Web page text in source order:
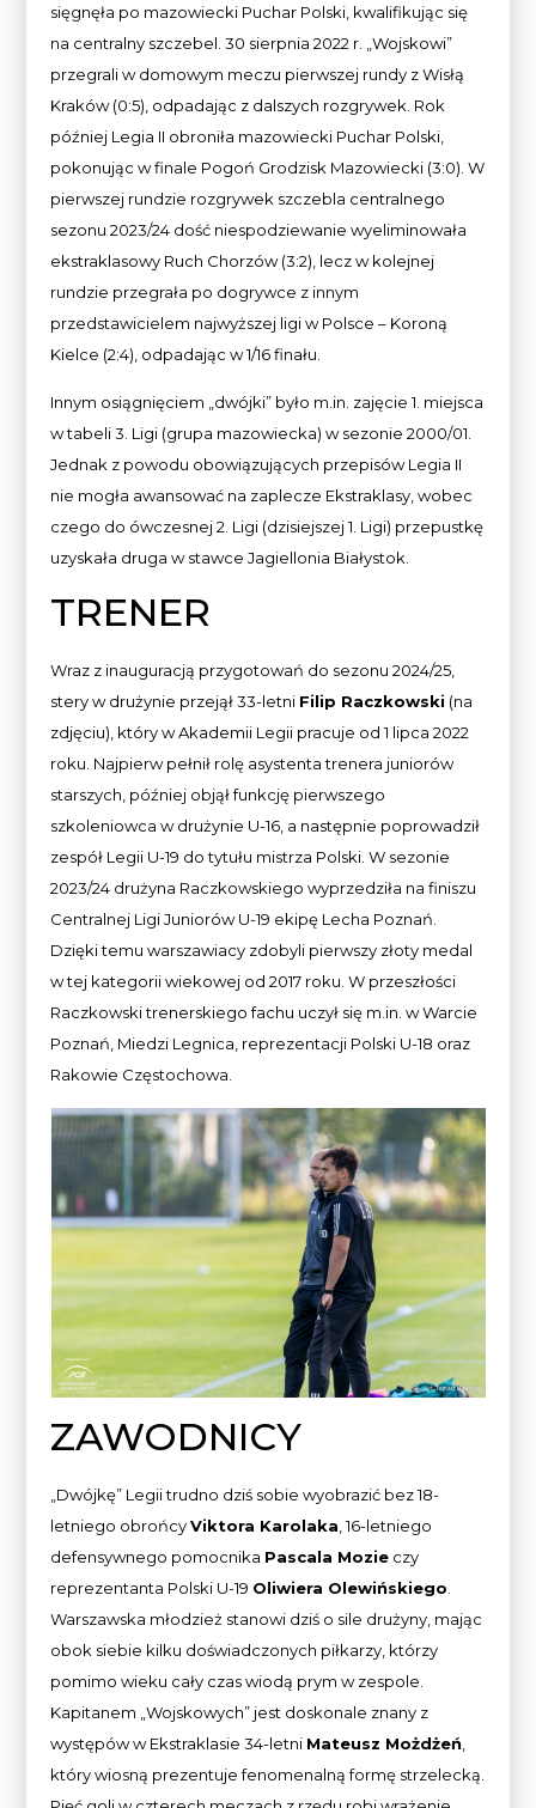
sięgnęła po mazowiecki Puchar Polski, kwalifikując się
na centralny szczebel. 30 sierpnia 2022 r. „Wojskowi”
przegrali w domowym meczu pierwszej rundy z Wisłą
Kraków (0:5), odpadając z dalszych rozgrywek. Rok
później Legia II obroniła mazowiecki Puchar Polski,
pokonując w finale Pogoń Grodzisk Mazowiecki (3:0). W
pierwszej rundzie rozgrywek szczebla centralnego
sezonu 2023/24 dość niespodziewanie wyeliminowała
ekstraklasowy Ruch Chorzów (3:2), lecz w kolejnej
rundzie przegrała po dogrywce z innym
przedstawicielem najwyższej ligi w Polsce – Koroną
Kielce (2:4), odpadając w 1/16 finału.
Innym osiągnięciem „dwójki” było m.in. zajęcie 1. miejsca
w tabeli 3. Ligi (grupa mazowiecka) w sezonie 2000/01.
Jednak z powodu obowiązujących przepisów Legia II
nie mogła awansować na zaplecze Ekstraklasy, wobec
czego do ówczesnej 2. Ligi (dzisiejszej 1. Ligi) przepustkę
uzyskała druga w stawce Jagiellonia Białystok.
TRENER
Wraz z inauguracją przygotowań do sezonu 2024/25,
stery w drużynie przejął 33-letni Filip Raczkowski (na
zdjęciu), który w Akademii Legii pracuje od 1 lipca 2022
roku. Najpierw pełnił rolę asystenta trenera juniorów
starszych, później objął funkcję pierwszego
szkoleniowca w drużynie U-16, a następnie poprowadził
zespół Legii U-19 do tytułu mistrza Polski. W sezonie
2023/24 drużyna Raczkowskiego wyprzedziła na finiszu
Centralnej Ligi Juniorów U-19 ekipę Lecha Poznań.
Dzięki temu warszawiacy zdobyli pierwszy złoty medal
w tej kategorii wiekowej od 2017 roku. W przeszłości
Raczkowski trenerskiego fachu uczył się m.in. w Warcie
Poznań, Miedzi Legnica, reprezentacji Polski U-18 oraz
Rakowie Częstochowa.
ZAWODNICY
„Dwójkę” Legii trudno dziś sobie wyobrazić bez 18-
letniego obrońcyViktora Karolaka, 16-letniego
defensywnego pomocnika Pascala Mozie czy
reprezentanta Polski U-19 Oliwiera Olewińskiego.
Warszawska młodzież stanowi dziś o sile drużyny, mając
obok siebie kilku doświadczonych piłkarzy, którzy
pomimo wieku cały czas wiodą prym w zespole.
Kapitanem „Wojskowych” jest doskonale znany z
występów w Ekstraklasie 34-letni Mateusz Możdżeń,
który wiosną prezentuje fenomenalną formę strzelecką.